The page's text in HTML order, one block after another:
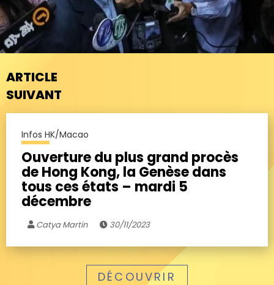
ARTICLE
SUIVANT
Infos HK/Macao
Ouverture du plus grand procès
de Hong Kong, la Genèse dans
tous ces états – mardi 5
décembre
Catya Martin 30/11/2023
DÉCOUVRIR